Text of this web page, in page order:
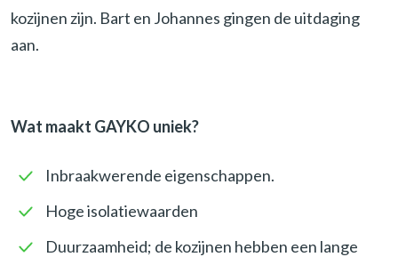
g
e
kozijnen zijn. Bart en Johannes gingen de uitdaging
aan.
Wat maakt GAYKO uniek?
Inbraakwerende eigenschappen.
Hoge isolatiewaarden
Duurzaamheid; de kozijnen hebben een lange